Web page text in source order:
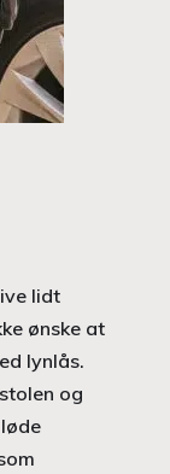
lidt
ønske at
lynlås.
og